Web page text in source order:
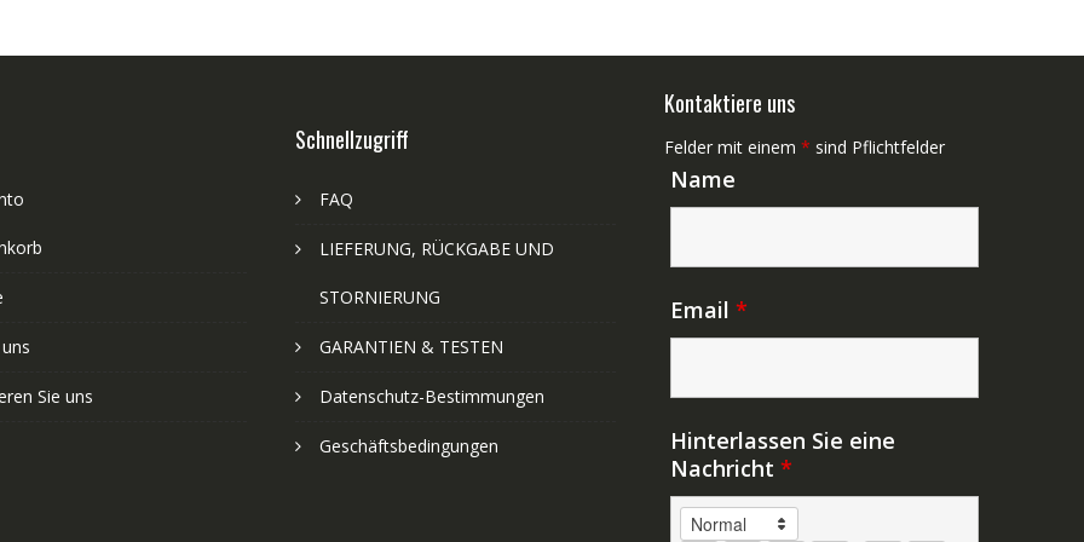
Sie uns
Schnellzugriff
FAQ
LIEFERUNG, RÜCKGABE UND
STORNIERUNG
GARANTIEN & TESTEN
Datenschutz-Bestimmungen
Geschäftsbedingungen
Kontaktiere uns
Felder mit einem * sind Pflichtfelder
Name
Email *
Hinterlassen Sie eine
Nachricht *